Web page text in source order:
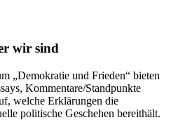
wir sind
„Demokratie und Frieden“ bieten
Kommentare/Standpunkte
welche Erklärungen die
politische Geschehen bereithält.